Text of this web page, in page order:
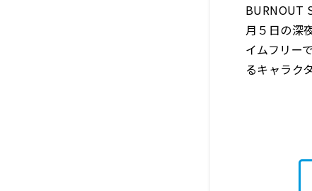
BURNOUT
月５日の深
イムフリー
るキャラク